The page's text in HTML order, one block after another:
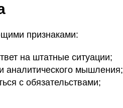
признаками:
на штатные ситуации;
аналитического мышления;
с обязательствами;